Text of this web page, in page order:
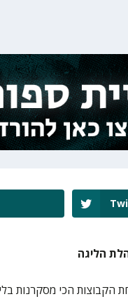
הליגה
הקבוצות הכי מסקרנות